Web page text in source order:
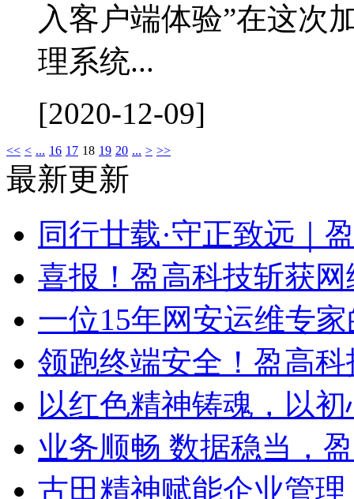
入客户端体验”在这次
理系统...
[2020-12-09]
<< < ... 16 17 18 19 20 ... > >>
最新更新
同行廿载·守正致远｜
喜报！盈高科技斩获
一位15年网安运维专
领跑终端安全！盈高
以红色精神铸魂，以
业务顺畅 数据稳当，
古田精神赋能企业管